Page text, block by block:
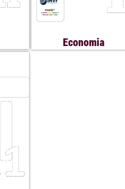
Economia